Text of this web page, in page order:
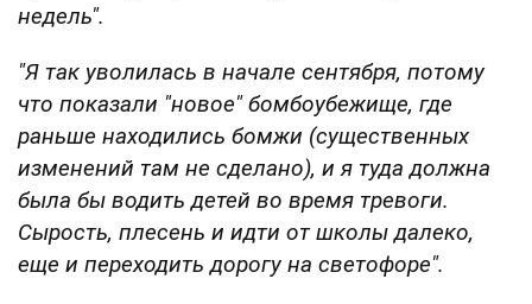
недель".
"Я так уволилась в начале сентября, потому
что показали "новое" бомбоубежище, где
раньше находились бомжи (существенных
изменений там не сделано), и я туда должна
была бы водить детей во время тревоги.
Сырость, плесень и идти от школы далеко,
еще и переходить дорогу на светофоре".